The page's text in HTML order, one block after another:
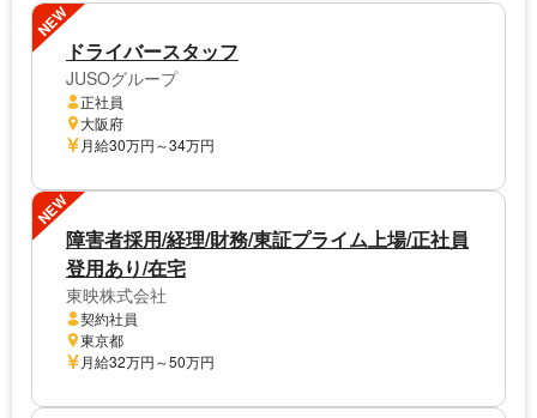
NEW
ドライバースタッフ
JUSOグループ
正社員
大阪府
月給30万円～34万円
NEW
障害者採用/経理/財務/東証プライム上場/正社員
登用あり/在宅
東映株式会社
契約社員
東京都
月給32万円～50万円